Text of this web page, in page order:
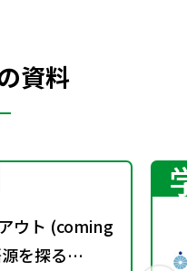
資料
ウト (coming
を探る